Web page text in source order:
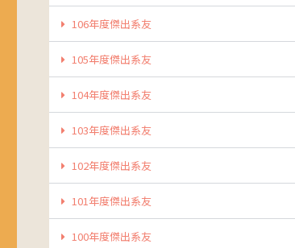
106年度傑出系友
105年度傑出系友
104年度傑出系友
103年度傑出系友
102年度傑出系友
101年度傑出系友
100年度傑出系友